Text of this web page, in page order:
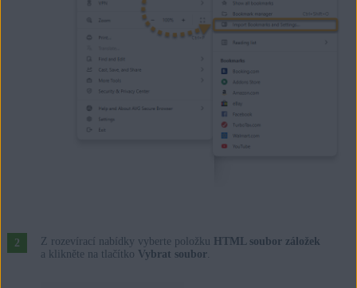
Z rozevírací nabídky vyberte položku HTML soubor záložek
a klikněte na tlačítko Vybrat soubor.